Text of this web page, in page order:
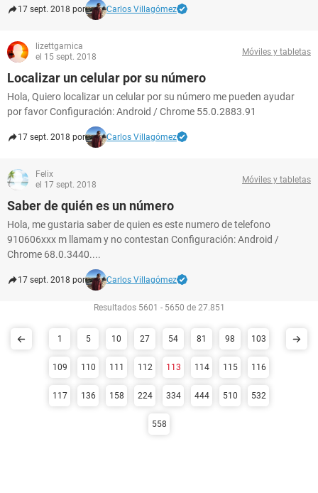
17 sept. 2018 por Carlos Villagómez
lizettgarnica
el 15 sept. 2018
Móviles y tabletas
Localizar un celular por su número
Hola, Quiero localizar un celular por su número me pueden ayudar
por favor Configuración: Android / Chrome 55.0.2883.91
17 sept. 2018 por Carlos Villagómez
Felix
el 17 sept. 2018
Móviles y tabletas
Saber de quién es un número
Hola, me gustaria saber de quien es este numero de telefono
910606xxx m llamam y no contestan Configuración: Android /
Chrome 68.0.3440....
17 sept. 2018 por Carlos Villagómez
Resultados 5601 - 5650 de 27.851
1 5 10 27 54 81 98 103
109 110 111 112 113 114 115 116
117 136 158 224 334 444 510 532
558